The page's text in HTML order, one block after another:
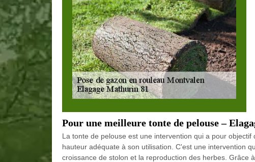
Pour une meilleure tonte de pelouse –
La tonte de pelouse est une intervention qui a pour
hauteur adéquate à son utilisation. C'est une intervention
croissance de stolon et la reproduction des herbes. Grâce